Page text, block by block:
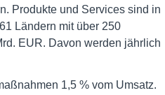
Produkte und Services sind in
Ländern mit über 250
EUR. Davon werden jährlich
1,5 % vom Umsatz.